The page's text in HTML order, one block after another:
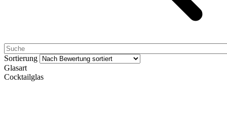
Sortierung
Glasart
Cocktailglas